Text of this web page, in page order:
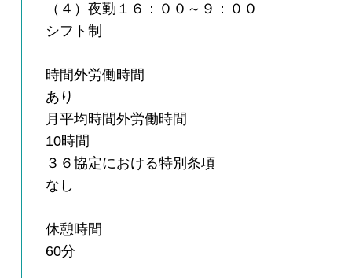
（４）夜勤１６：００～９：００
シフト制
時間外労働時間
あり
月平均時間外労働時間
10時間
３６協定における特別条項
なし
休憩時間
60分